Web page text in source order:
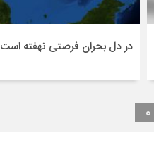
در دل بحران فرصتی نهفته است